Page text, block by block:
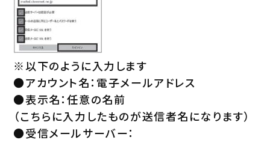
※以下のように入力します
●アカウント名：電子メールアドレス
●表示名：任意の名前
（こちらに入力したものが送信者名になります）
●受信メールサーバー：